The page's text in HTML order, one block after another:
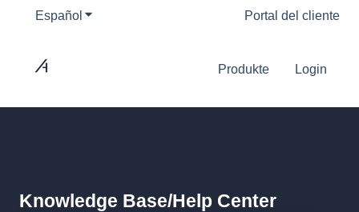
Español Traducciones de Mostrar submenú de
Portal del cliente
Produkte Login
Knowledge Base/Help Center